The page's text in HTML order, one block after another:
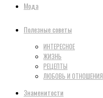
Мода
Полезные советы
ИНТЕРЕСНОЕ
ЖИЗНЬ
РЕЦЕПТЫ
ЛЮБОВЬ И ОТНОШЕНИЯ
Знаменитости